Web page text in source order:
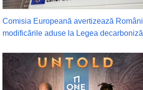
Comisia Europeană avertizează
modificările aduse la Legea